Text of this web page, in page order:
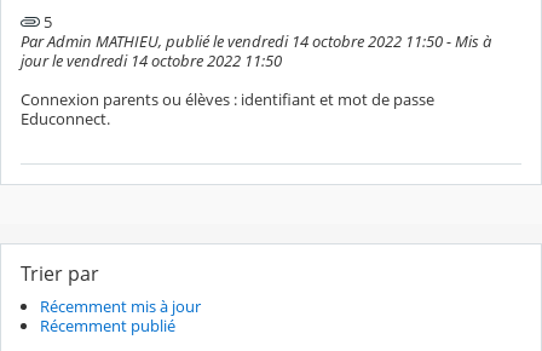
5
Par Admin MATHIEU, publié le vendredi 14 octobre 2022 11:50 - Mis à
jour le vendredi 14 octobre 2022 11:50
Connexion parents ou élèves : identifiant et mot de passe
Educonnect.
Trier par
Récemment mis à jour
Récemment publié